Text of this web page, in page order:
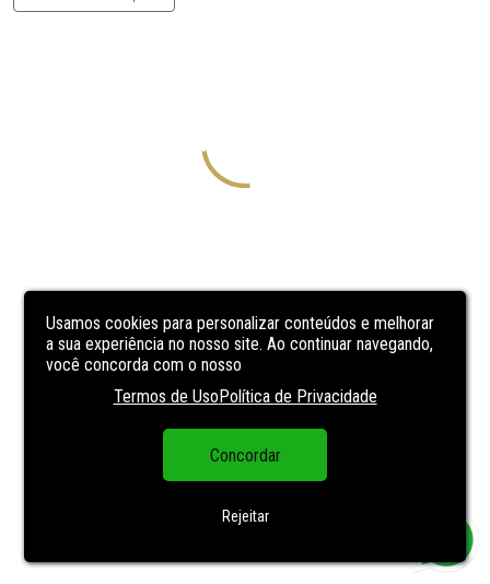
Usamos cookies para personalizar conteúdos e melhorar
a sua experiência no nosso site. Ao continuar navegando,
você concorda com o nosso
Termos de UsoPolítica de Privacidade
Concordar
Rejeitar